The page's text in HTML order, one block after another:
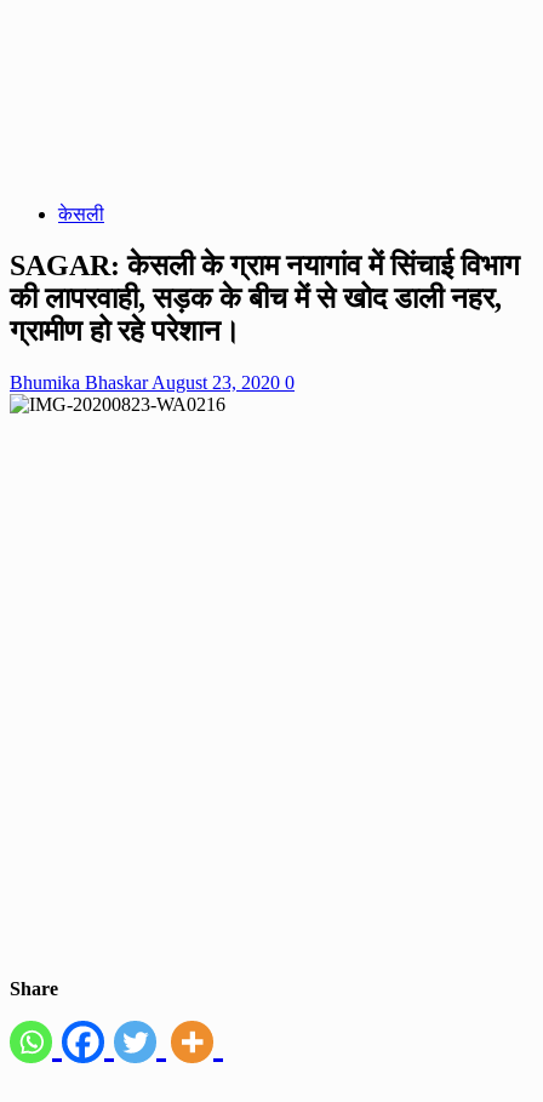
केसली
SAGAR: केसली के ग्राम नयागांव में सिंचाई विभाग
की लापरवाही, सड़क के बीच में से खोद डाली नहर,
ग्रामीण हो रहे परेशान।
Bhumika BhaskarAugust 23, 2020 0
Share